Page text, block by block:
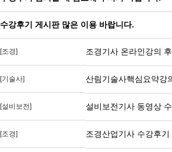
수강후기 게시판 많은 이용 바랍니다.
[조경] 조경기사 온라인강의
[기술사] 산림기술사핵심요약강
[설비보전] 설비보전기사 동영상
[조경] 조경산업기사 수강후기